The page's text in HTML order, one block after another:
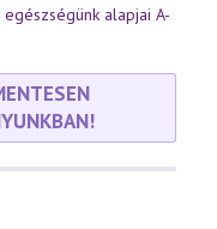
alapjai A-